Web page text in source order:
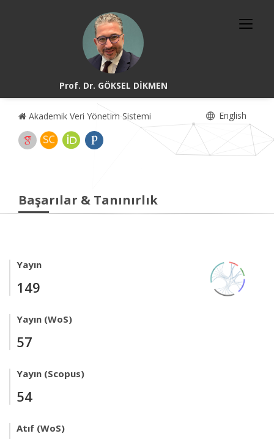
Prof. Dr. GÖKSEL DİKMEN
Akademik Veri Yönetim Sistemi English
Başarılar & Tanınırlık
Yayın
149
Yayın (WoS)
57
Yayın (Scopus)
54
Atıf (WoS)